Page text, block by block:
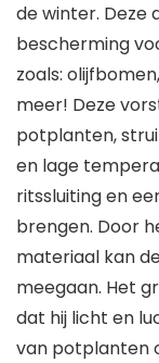
de winter. Deze
bescherming
zoals:
meer! Deze
potplanten,
en lage
ritssluiting en
brengen. Door
materiaal kan
meegaan. Het
dat hij licht en
van potplanten